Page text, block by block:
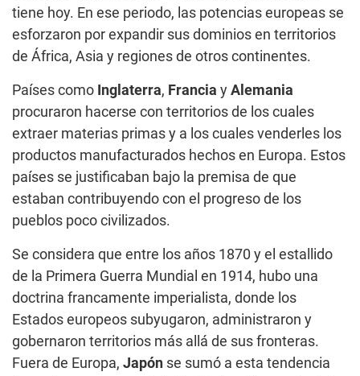
tiene hoy. En ese periodo, las potencias europeas se
esforzaron por expandir sus dominios en territorios
de África, Asia y regiones de otros continentes.
Países como Inglaterra, Francia y Alemania
procuraron hacerse con territorios de los cuales
extraer materias primas y a los cuales venderles los
productos manufacturados hechos en Europa. Estos
países se justificaban bajo la premisa de que
estaban contribuyendo con el progreso de los
pueblos poco civilizados.
Se considera que entre los años 1870 y el estallido
de la Primera Guerra Mundial en 1914, hubo una
doctrina francamente imperialista, donde los
Estados europeos subyugaron, administraron y
gobernaron territorios más allá de sus fronteras.
Fuera de Europa, Japón se sumó a esta tendencia